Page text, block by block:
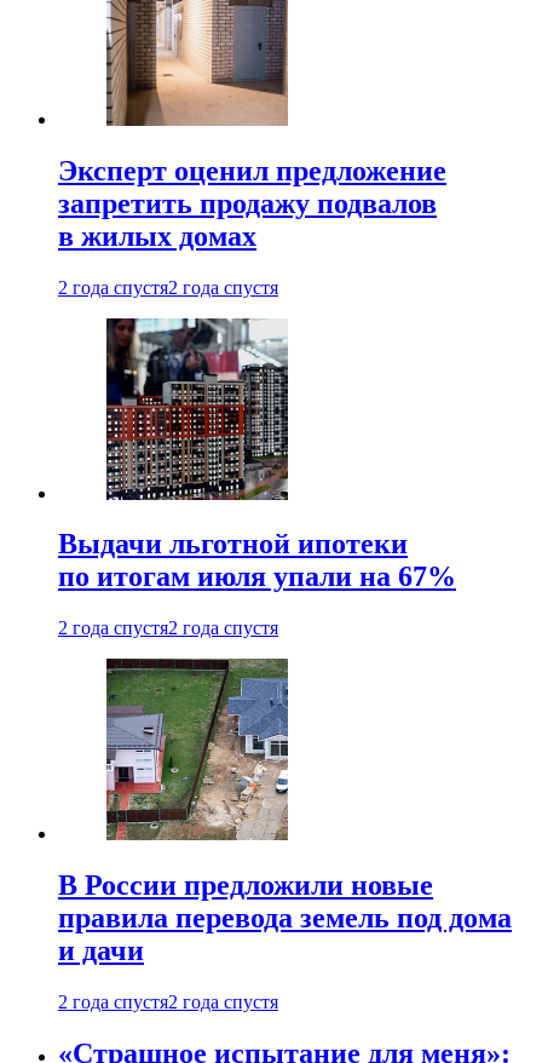
Эксперт оценил предложение
запретить продажу подвалов
в жилых домах
2 года спустя2 года спустя
Выдачи льготной ипотеки
по итогам июля упали на 67%
2 года спустя2 года спустя
В России предложили новые
правила перевода земель под дома
и дачи
2 года спустя2 года спустя
«Страшное испытание для меня»: